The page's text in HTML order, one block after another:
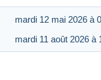
mardi 12 mai 2026 à
mardi 11 août 2026 à